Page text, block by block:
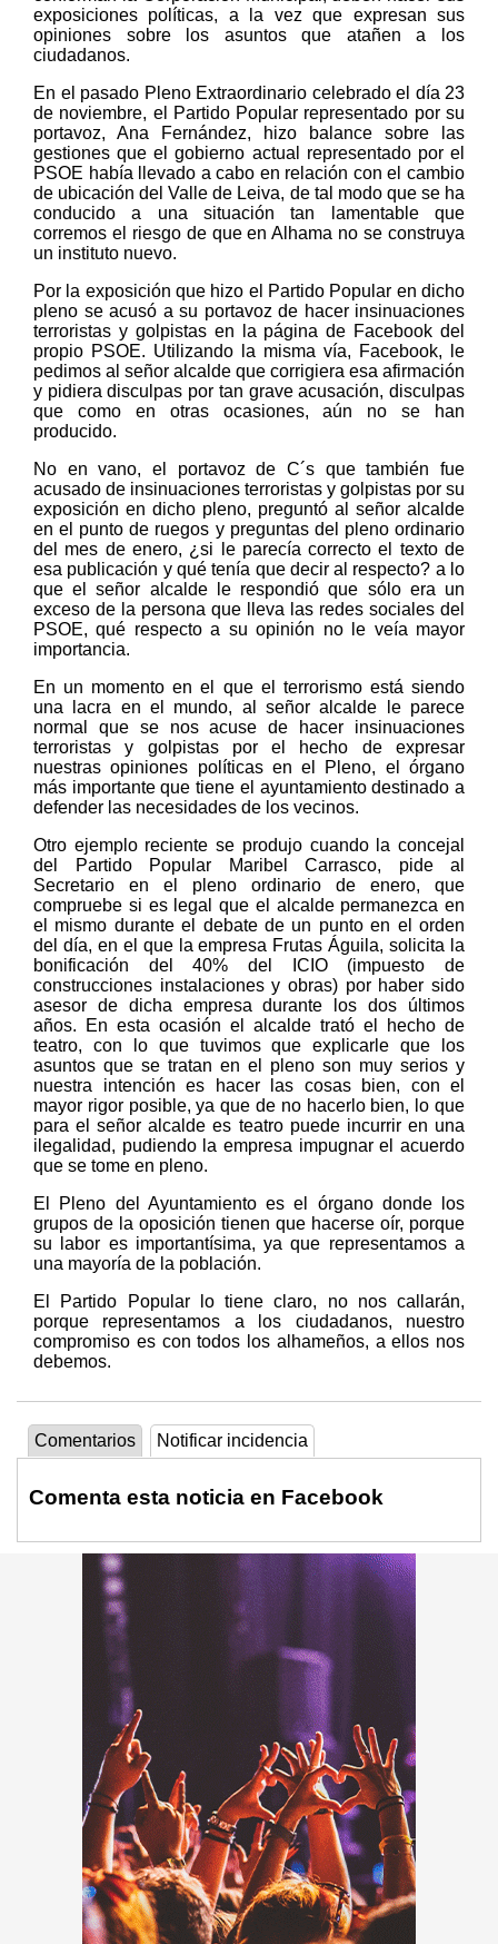
exposiciones políticas, a la vez que expresan sus
opiniones sobre los asuntos que atañen a los
ciudadanos.
En el pasado Pleno Extraordinario celebrado el día 23
de noviembre, el Partido Popular representado por su
portavoz, Ana Fernández, hizo balance sobre las
gestiones que el gobierno actual representado por el
PSOE había llevado a cabo en relación con el cambio
de ubicación del Valle de Leiva, de tal modo que se ha
conducido a una situación tan lamentable que
corremos el riesgo de que en Alhama no se construya
un instituto nuevo.
Por la exposición que hizo el Partido Popular en dicho
pleno se acusó a su portavoz de hacer insinuaciones
terroristas y golpistas en la página de Facebook del
propio PSOE. Utilizando la misma vía, Facebook, le
pedimos al señor alcalde que corrigiera esa afirmación
y pidiera disculpas por tan grave acusación, disculpas
que como en otras ocasiones, aún no se han
producido.
No en vano, el portavoz de C´s que también fue
acusado de insinuaciones terroristas y golpistas por su
exposición en dicho pleno, preguntó al señor alcalde
en el punto de ruegos y preguntas del pleno ordinario
del mes de enero, ¿si le parecía correcto el texto de
esa publicación y qué tenía que decir al respecto? a lo
que el señor alcalde le respondió que sólo era un
exceso de la persona que lleva las redes sociales del
PSOE, qué respecto a su opinión no le veía mayor
importancia.
En un momento en el que el terrorismo está siendo
una lacra en el mundo, al señor alcalde le parece
normal que se nos acuse de hacer insinuaciones
terroristas y golpistas por el hecho de expresar
nuestras opiniones políticas en el Pleno, el órgano
más importante que tiene el ayuntamiento destinado a
defender las necesidades de los vecinos.
Otro ejemplo reciente se produjo cuando la concejal
del Partido Popular Maribel Carrasco, pide al
Secretario en el pleno ordinario de enero, que
compruebe si es legal que el alcalde permanezca en
el mismo durante el debate de un punto en el orden
del día, en el que la empresa Frutas Águila, solicita la
bonificación del 40% del ICIO (impuesto de
construcciones instalaciones y obras) por haber sido
asesor de dicha empresa durante los dos últimos
años. En esta ocasión el alcalde trató el hecho de
teatro, con lo que tuvimos que explicarle que los
asuntos que se tratan en el pleno son muy serios y
nuestra intención es hacer las cosas bien, con el
mayor rigor posible, ya que de no hacerlo bien, lo que
para el señor alcalde es teatro puede incurrir en una
ilegalidad, pudiendo la empresa impugnar el acuerdo
que se tome en pleno.
El Pleno del Ayuntamiento es el órgano donde los
grupos de la oposición tienen que hacerse oír, porque
su labor es importantísima, ya que representamos a
una mayoría de la población.
El Partido Popular lo tiene claro, no nos callarán,
porque representamos a los ciudadanos, nuestro
compromiso es con todos los alhameños, a ellos nos
debemos.
Comentarios Notificar incidencia
Comenta esta noticia en Facebook